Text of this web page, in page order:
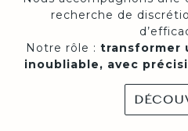
recherche de
Notre rôle : transformer
inoubliable, avec